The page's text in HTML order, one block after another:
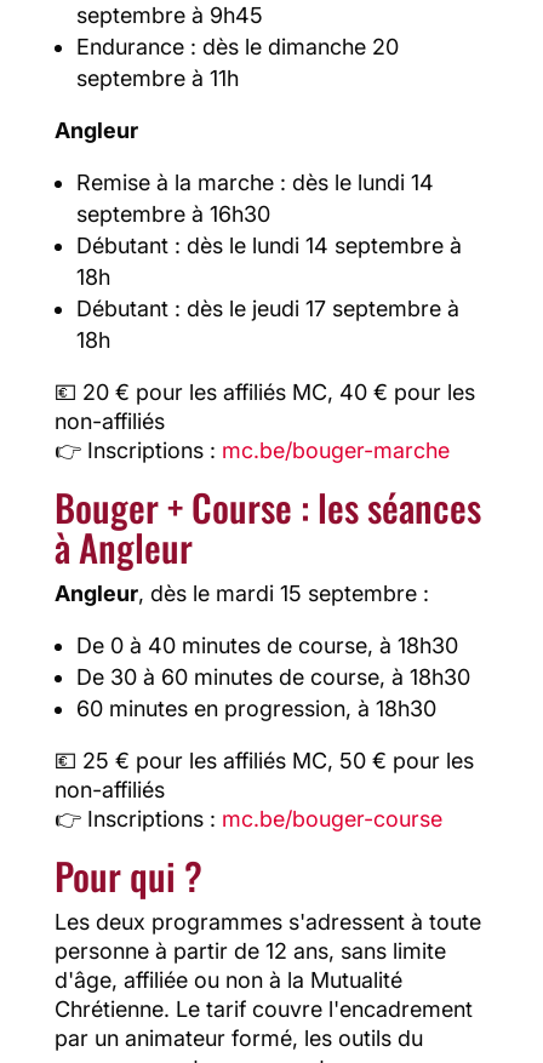
septembre à 9h45
Endurance : dès le dimanche 20
septembre à 11h
Angleur
Remise à la marche : dès le lundi 14
septembre à 16h30
Débutant : dès le lundi 14 septembre à
18h
Débutant : dès le jeudi 17 septembre à
18h
💶 20 € pour les affiliés MC, 40 € pour les
non-affiliés
👉 Inscriptions : mc.be/bouger-marche
Bouger + Course : les séances
à Angleur
Angleur, dès le mardi 15 septembre :
De 0 à 40 minutes de course, à 18h30
De 30 à 60 minutes de course, à 18h30
60 minutes en progression, à 18h30
💶 25 € pour les affiliés MC, 50 € pour les
non-affiliés
👉 Inscriptions : mc.be/bouger-course
Pour qui ?
Les deux programmes s'adressent à toute
personne à partir de 12 ans, sans limite
d'âge, affiliée ou non à la Mutualité
Chrétienne. Le tarif couvre l'encadrement
par un animateur formé, les outils du